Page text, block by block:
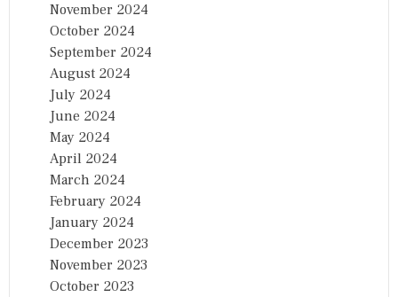
November 2024
October 2024
September 2024
August 2024
July 2024
June 2024
May 2024
April 2024
March 2024
February 2024
January 2024
December 2023
November 2023
October 2023